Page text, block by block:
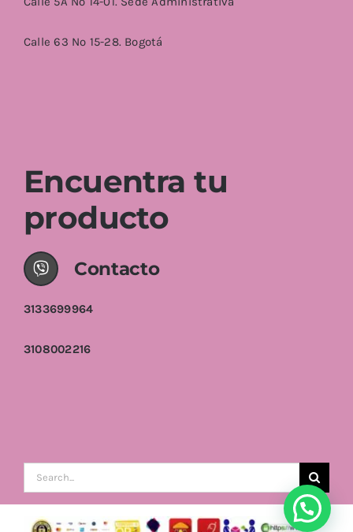
Calle 63 No 15-28. Bogotá
Encuentra tu
producto
Contacto
3133699964
3108002216
Buscar: